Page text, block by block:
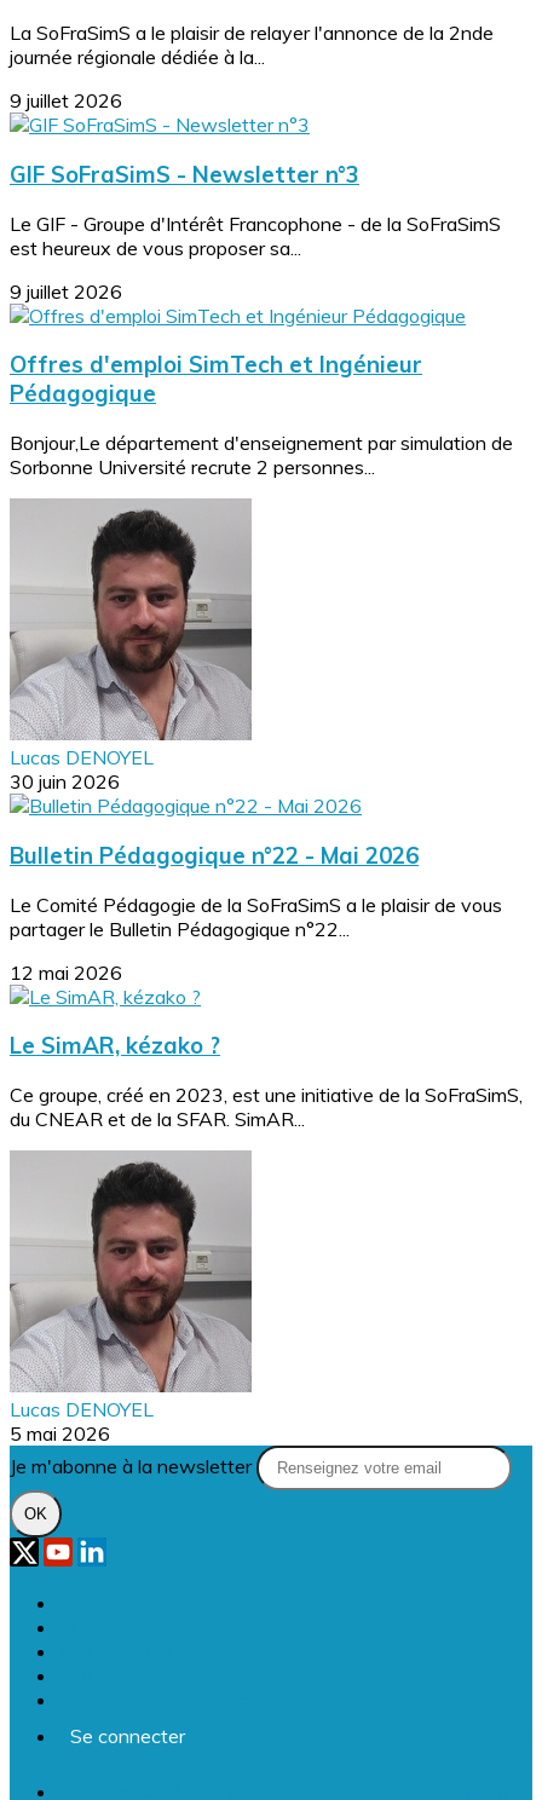
La SoFraSimS a le plaisir de relayer l'annonce de la 2nde
journée régionale dédiée à la...
9 juillet 2026
GIF SoFraSimS - Newsletter n°3
Le GIF - Groupe d'Intérêt Francophone - de la SoFraSimS
est heureux de vous proposer sa...
9 juillet 2026
Offres d'emploi SimTech et Ingénieur
Pédagogique
Bonjour,Le département d'enseignement par simulation de
Sorbonne Université recrute 2 personnes...
Lucas DENOYEL
30 juin 2026
Bulletin Pédagogique n°22 - Mai 2026
Le Comité Pédagogie de la SoFraSimS a le plaisir de vous
partager le Bulletin Pédagogique n°22...
12 mai 2026
Le SimAR, kézako ?
Ce groupe, créé en 2023, est une initiative de la SoFraSimS,
du CNEAR et de la SFAR. SimAR...
Lucas DENOYEL
5 mai 2026
Je m'abonne à la newsletter
OK
Se connecter